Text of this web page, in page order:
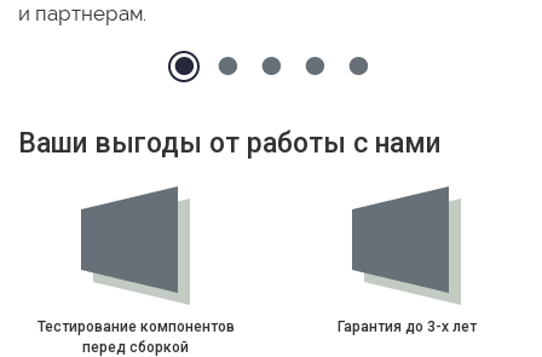
и партнерам.
Ваши выгоды от работы с нами
Тестирование компонентов
перед сборкой
Гарантия до 3-х лет